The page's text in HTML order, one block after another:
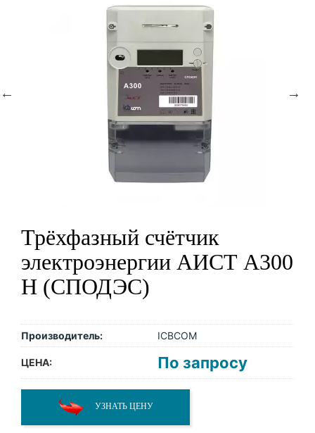
Трёхфазный счётчик
электроэнергии АИСТ А300
H (СПОДЭС)
Производитель: ICBCOM
ЦЕНА: По запросу
УЗНАТЬ ЦЕНУ